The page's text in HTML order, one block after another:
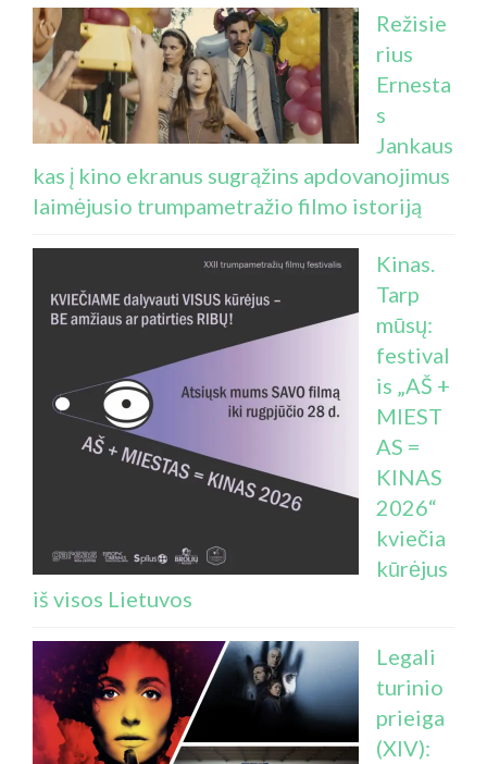
Režisie
rius
Ernesta
s
Jankaus
kas į kino ekranus sugrąžins apdovanojimus
laimėjusio trumpametražio filmo istoriją
Kinas.
Tarp
mūsų:
festival
is „AŠ +
MIEST
AS =
KINAS
2026“
kviečia
kūrėjus
iš visos Lietuvos
Legali
turinio
prieiga
(XIV):